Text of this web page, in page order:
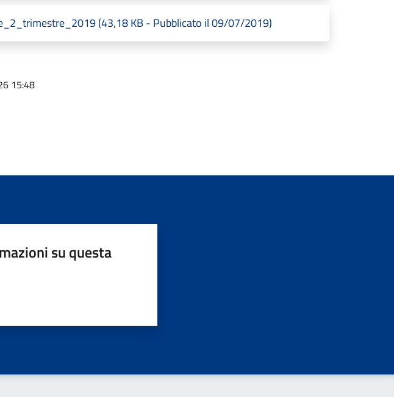
(43,18 KB - Pubblicato il 09/07/2019)
15:48
su questa